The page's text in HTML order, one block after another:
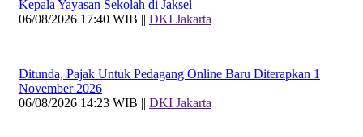
Kepala Yayasan Sekolah di Jaksel
06/08/2026 17:40 WIB || DKI Jakarta
Ditunda, Pajak Untuk Pedagang Online Baru Diterapkan 1
November 2026
06/08/2026 14:23 WIB || DKI Jakarta